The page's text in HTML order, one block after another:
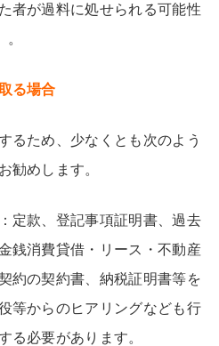
者が過料に処せられる可能性
る場合
るため、少なくとも次のよう
勧めします。
款、登記事項証明書、過去
銭消費貸借・リース・不動産
約の契約書、納税証明書等を
等からのヒアリングなども行
る必要があります。